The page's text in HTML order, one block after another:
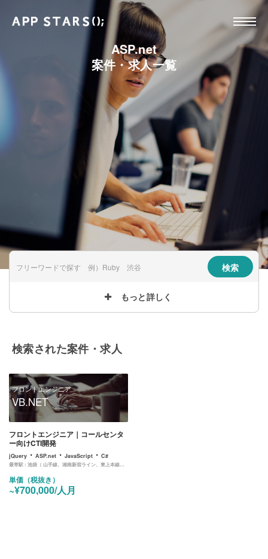
ASP.net
案件・求人一覧
検索
もっと詳しく
検索された案件・求人
フロントエンジニア
VB.NET
フロントエンジニア｜コールセンタ
ー向けCTI開発
jQuery ・ ASP.net ・ JavaScript ・ C#
最寄駅 : 池袋（ 山手線、湘南新宿ライン、東上本線、西武鉄道、池袋線、丸ノ内線、有楽町線、副都心線）
単価（税抜き）
~¥700,000/人月